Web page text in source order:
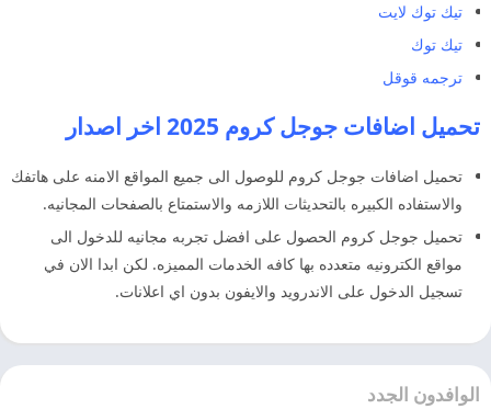
تيك توك لايت
تيك توك
ترجمه قوقل
تحميل اضافات جوجل كروم 2025 اخر اصدار
تحميل اضافات جوجل كروم للوصول الى جميع المواقع الامنه على هاتفك
والاستفاده الكبيره بالتحديثات اللازمه والاستمتاع بالصفحات المجانيه.
تحميل جوجل كروم الحصول على افضل تجربه مجانيه للدخول الى
مواقع الكترونيه متعدده بها كافه الخدمات المميزه. لكن ابدا الان في
تسجيل الدخول على الاندرويد والايفون بدون اي اعلانات.
الوافدون الجدد